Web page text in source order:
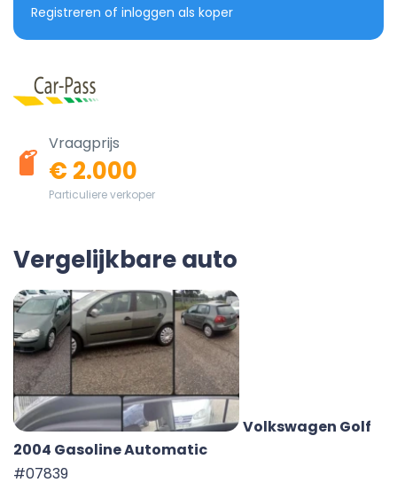
Registreren of inloggen als koper
Vraagprijs
€ 2.000
Particuliere verkoper
Vergelijkbare auto
Volkswagen Golf
2004 Gasoline Automatic
#07839